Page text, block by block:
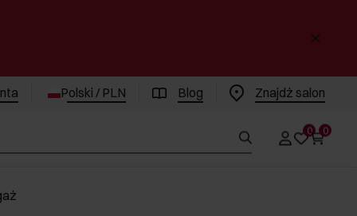
Polski / PLN Blog Znajdż salon
0 0